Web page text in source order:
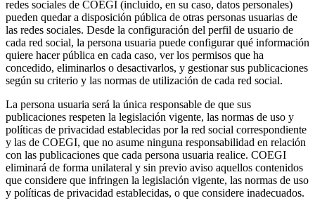
redes sociales de COEGI (incluido, en su caso, datos personales)
pueden quedar a disposición pública de otras personas usuarias de
las redes sociales. Desde la configuración del perfil de usuario de
cada red social, la persona usuaria puede configurar qué información
quiere hacer pública en cada caso, ver los permisos que ha
concedido, eliminarlos o desactivarlos, y gestionar sus publicaciones
según su criterio y las normas de utilización de cada red social.
La persona usuaria será la única responsable de que sus
publicaciones respeten la legislación vigente, las normas de uso y
políticas de privacidad establecidas por la red social correspondiente
y las de COEGI, que no asume ninguna responsabilidad en relación
con las publicaciones que cada persona usuaria realice. COEGI
eliminará de forma unilateral y sin previo aviso aquellos contenidos
que considere que infringen la legislación vigente, las normas de uso
y políticas de privacidad establecidas, o que considere inadecuados.